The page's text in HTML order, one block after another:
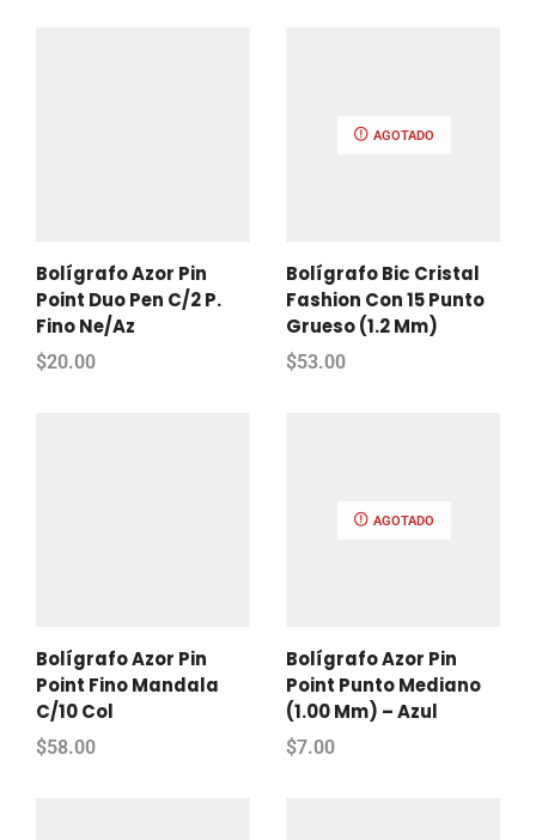
Bolígrafo Azor Pin
Point Duo Pen C/2 P.
Fino Ne/Az
$20.00
AGOTADO
Bolígrafo Bic Cristal
Fashion Con 15 Punto
Grueso (1.2 Mm)
$53.00
Bolígrafo Azor Pin
Point Fino Mandala
C/10 Col
$58.00
AGOTADO
Bolígrafo Azor Pin
Point Punto Mediano
(1.00 Mm) – Azul
$7.00